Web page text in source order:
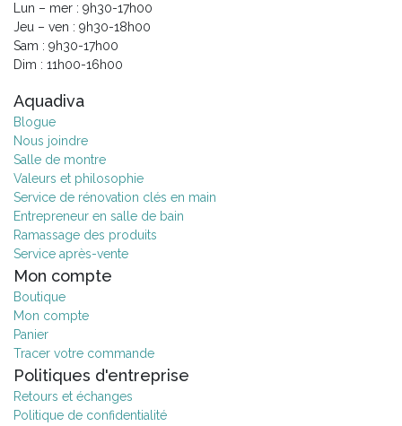
Lun – mer : 9h30-17h00
Jeu – ven : 9h30-18h00
Sam : 9h30-17h00
Dim : 11h00-16h00
Aquadiva
Blogue
Nous joindre
Salle de montre
Valeurs et philosophie
Service de rénovation clés en main
Entrepreneur en salle de bain
Ramassage des produits
Service après-vente
Mon compte
Boutique
Mon compte
Panier
Tracer votre commande
Politiques d'entreprise
Retours et échanges
Politique de confidentialité